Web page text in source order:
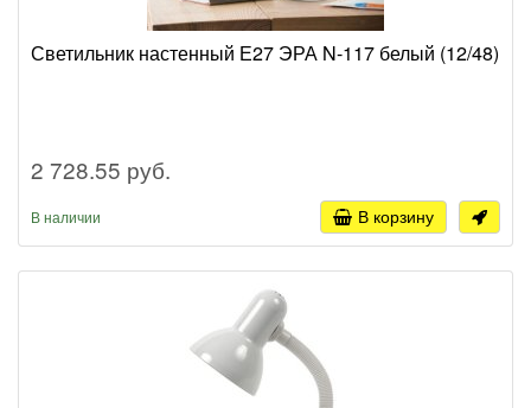
Светильник настенный Е27 ЭРА N-117 белый (12/48)
2 728.55 руб.
В наличии В корзину